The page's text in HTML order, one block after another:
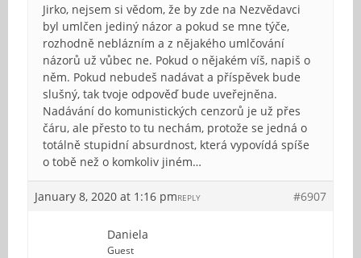
Jirko, nejsem si vědom, že by zde na Nezvědavci
byl umlčen jediný názor a pokud se mne týče,
rozhodně neblázním a z nějakého umlčování
názorů už vůbec ne. Pokud o nějakém víš, napiš o
něm. Pokud nebudeš nadávat a příspěvek bude
slušný, tak tvoje odpověď bude uveřejněna.
Nadávání do komunistických cenzorů je už přes
čáru, ale přesto to tu nechám, protože se jedná o
totálně stupidní absurdnost, která vypovídá spíše
o tobě než o komkoliv jiném…
January 8, 2020 at 1:16 pm #6907
REPLY
Daniela
Guest